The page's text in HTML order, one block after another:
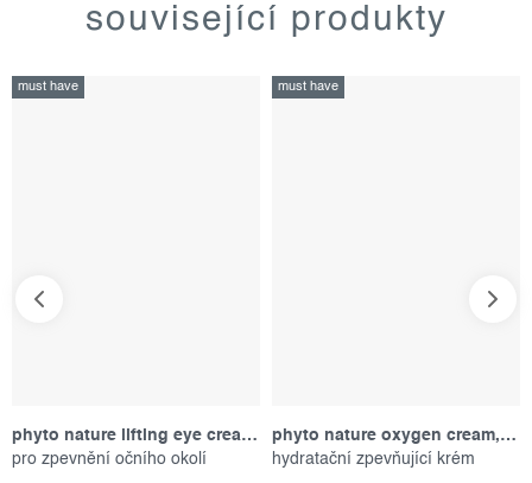
související produkty
must have
phyto nature lifting eye cream, 15 ml
pro zpevnění očního okolí
must have
phyto nature oxygen cream, 50 ml
hydratační zpevňující krém